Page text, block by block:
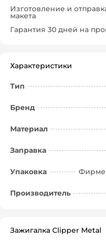
Изготовление и
макета
Гарантия 30 дней на
Характеристики
Тип
Бренд
Материал
Заправка
Упаковка
Производитель
Зажигалка Clipper Metal